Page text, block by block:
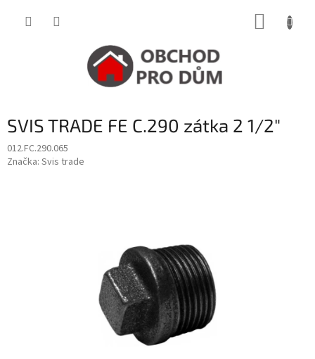
SVIS TRADE FE C.290 zátka 2 1/2"
012.FC.290.065
Značka: Svis trade